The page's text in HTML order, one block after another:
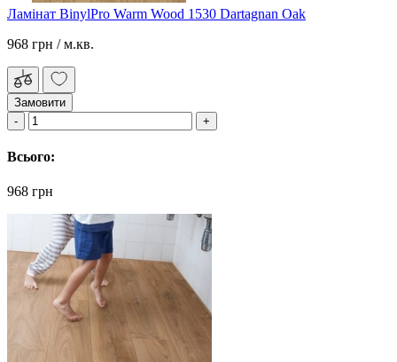
Ламінат BinylPro Warm Wood 1530 Dartagnan Oak
968 грн / м.кв.
Замовити
Всього:
968 грн